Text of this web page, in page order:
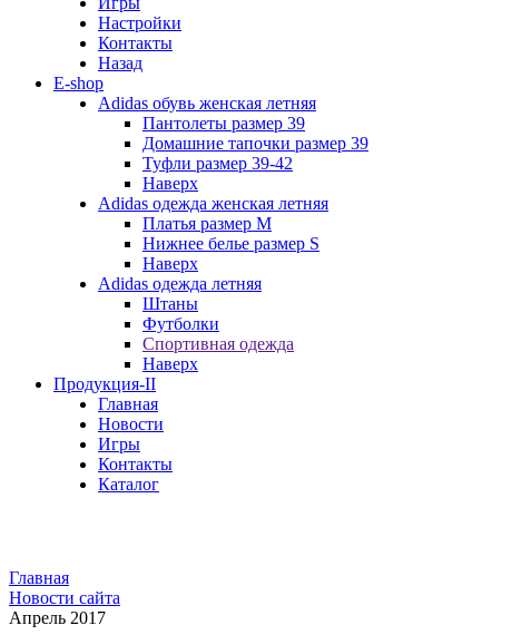
Настройки
Контакты
Назад
E-shop
Adidas обувь женская летняя
Пантолеты размер 39
Домашние тапочки размер 39
Туфли размер 39-42
Наверх
Adidas одежда женская летняя
Платья размер M
Нижнее белье размер S
Наверх
Adidas одежда летняя
Штаны
Футболки
Спортивная одежда
Наверх
Продукция-II
Главная
Новости
Игры
Контакты
Каталог
Главная
Новости сайта
Апрель 2017